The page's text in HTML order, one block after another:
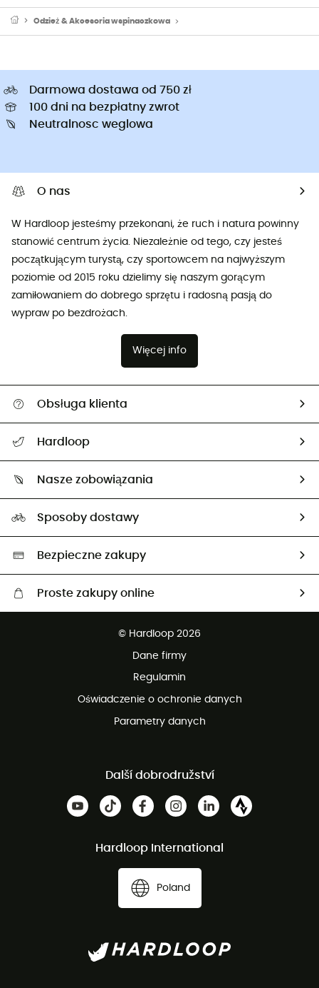
Odzież & Akcesoria wspinaczkowa
Darmowa dostawa od 750 zł
100 dni na bezpłatny zwrot
Neutralnosc weglowa
O nas
W Hardloop jesteśmy przekonani, że ruch i natura powinny
stanowić centrum życia. Niezależnie od tego, czy jesteś
początkującym turystą, czy sportowcem na najwyższym
poziomie od 2015 roku dzielimy się naszym gorącym
zamiłowaniem do dobrego sprzętu i radosną pasją do
wypraw po bezdrożach.
Więcej info
Obsługa klienta
Śledzenie przesyłki
Zwrot artykułów i zwrot środków
Hardloop
Nasze zobowiązania
Neutralność węglowa
Wybrane produkty eko
Sposoby dostawy
Bezpieczne zakupy
Proste zakupy online
© Hardloop 2026
Dane firmy
Regulamin
Oświadczenie o ochronie danych
Parametry danych
Další dobrodružství
Hardloop International
Poland